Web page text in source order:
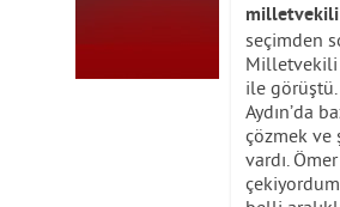
milletvekili
seçimden
Milletvekili
ile
Aydın’da
çözmek ve
vardı.